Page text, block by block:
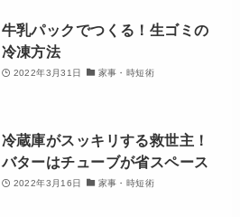
牛乳パックでつくる！生ゴミの
冷凍方法
2022年3月31日 家事・時短術
冷蔵庫がスッキリする救世主！
バターはチューブが省スペース
2022年3月16日 家事・時短術